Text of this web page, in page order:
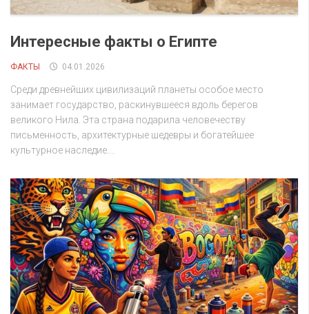
Интересные факты о Египте
ФАКТЫ 04.01.2026
Среди древнейших цивилизаций планеты особое место
занимает государство, раскинувшееся вдоль берегов
великого Нила. Эта страна подарила человечеству
письменность, архитектурные шедевры и богатейшее
культурное наследие....